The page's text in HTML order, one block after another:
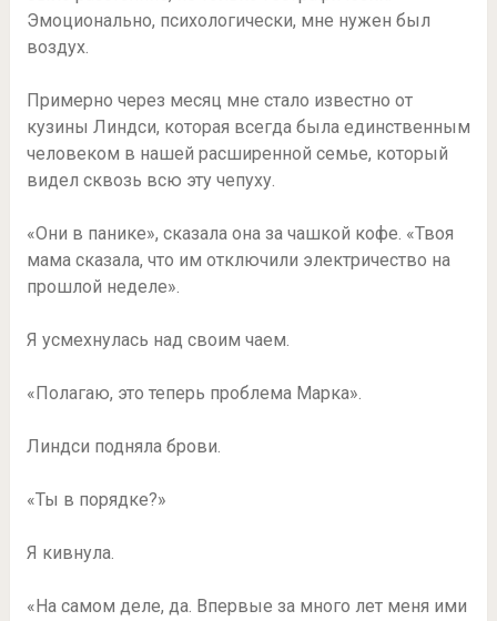
Эмоционально, психологически, мне нужен был
воздух.
Примерно через месяц мне стало известно от
кузины Линдси, которая всегда была единственным
человеком в нашей расширенной семье, который
видел сквозь всю эту чепуху.
«Они в панике», сказала она за чашкой кофе. «Твоя
мама сказала, что им отключили электричество на
прошлой неделе».
Я усмехнулась над своим чаем.
«Полагаю, это теперь проблема Марка».
Линдси подняла брови.
«Ты в порядке?»
Я кивнула.
«На самом деле, да. Впервые за много лет меня ими